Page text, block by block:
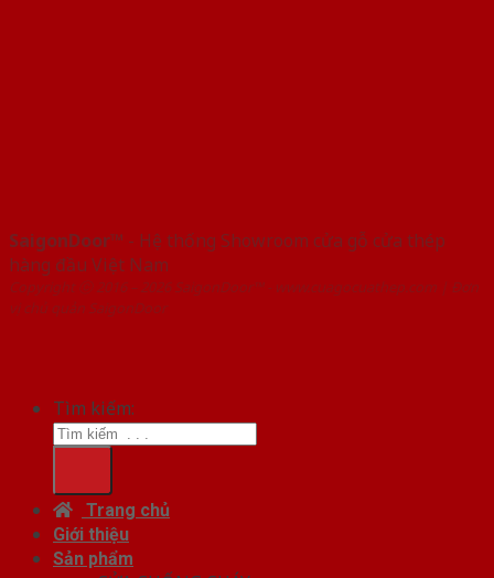
SaigonDoor™ - Hệ thống Showroom cửa gỗ cửa thép
hàng đầu Việt Nam
Copyright ⓒ 2016 – 2026 SaigonDoor™ - www.cuagocuathep.com | Đơn
vị chủ quản SaigonDoor
Tìm kiếm:
Trang chủ
Giới thiệu
Sản phẩm